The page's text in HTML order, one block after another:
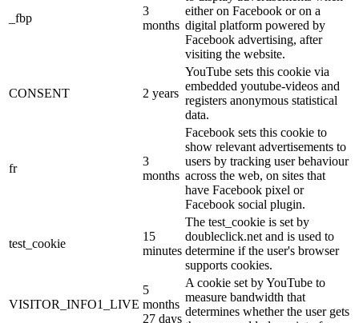
_fbp
3
months
either on Facebook or on a
digital platform powered by
Facebook advertising, after
visiting the website.
CONSENT 2 years
YouTube sets this cookie via
embedded youtube-videos and
registers anonymous statistical
data.
fr
3
months
Facebook sets this cookie to
show relevant advertisements to
users by tracking user behaviour
across the web, on sites that
have Facebook pixel or
Facebook social plugin.
test_cookie
15
minutes
The test_cookie is set by
doubleclick.net and is used to
determine if the user's browser
supports cookies.
VISITOR_INFO1_LIVE
5
months
27 days
A cookie set by YouTube to
measure bandwidth that
determines whether the user gets